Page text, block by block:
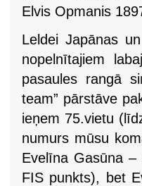
Elvis Opmanis
Leldei Japānas
nopelnītajiem
pasaules rangā
team” pārstāve
ieņem 75.vietu
numurs mūsu
Evelīna Gasūna
FIS punkts), bet